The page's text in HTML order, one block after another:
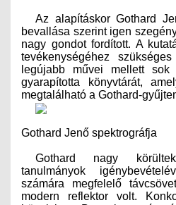
Az alapításkor Gothard
bevallása szerint igen
nagy gondot fordított. A
tevékenységéhez
legújabb művei mellett
gyarapította könyvtárát,
megtalálható a Gothard-
Gothard Jenő spektrográfja
Gothard nagy
tanulmányok
számára megfelelő
modern reflektor volt.